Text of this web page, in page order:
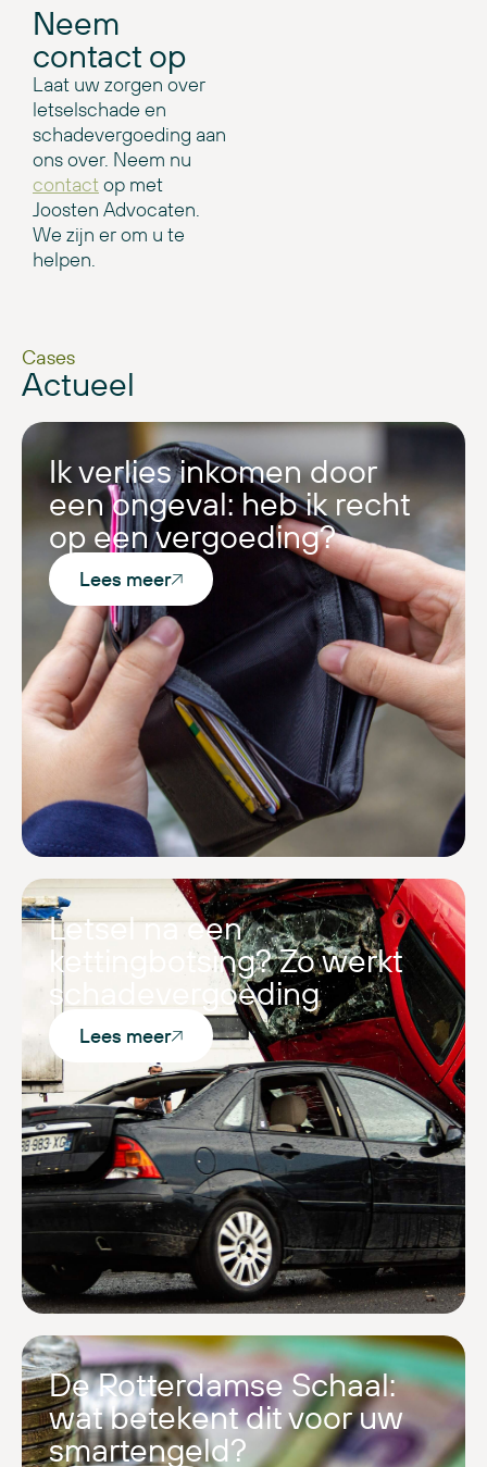
Neem
contact op
Laat uw zorgen over
letselschade en
schadevergoeding aan
ons over. Neem nu
contactop met
Joosten Advocaten.
We zijn er om u te
helpen.
Cases
Actueel
Ik verlies inkomen door
een ongeval: heb ik recht
op een vergoeding?
Lees meer
Letsel na een
kettingbotsing? Zo werkt
schadevergoeding
Lees meer
De Rotterdamse Schaal:
wat betekent dit voor uw
smartengeld?